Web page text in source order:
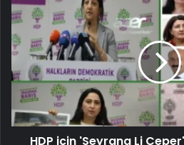
HDP için 'Seyrana Li